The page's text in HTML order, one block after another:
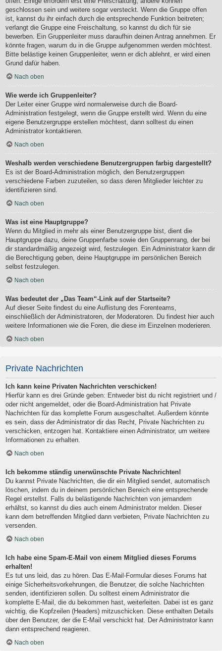
geschlossen sein und weitere sogar versteckt. Wenn die Gruppe offen
ist, kannst du ihr einfach durch die entsprechende Funktion beitreten;
verlangt die Gruppe eine Freischaltung, so kannst du dich für sie
bewerben. Ein Gruppenleiter muss daraufhin deinen Antrag annehmen. Er
könnte fragen, warum du in die Gruppe aufgenommen werden möchtest.
Bitte belästige keinen Gruppenleiter, wenn er dich ablehnt, er wird einen
Grund dafür haben.
Nach oben
Wie werde ich Gruppenleiter?
Der Leiter einer Gruppe wird normalerweise durch die Board-
Administration festgelegt, wenn die Gruppe erstellt wird. Wenn du eine
eigene Benutzergruppe erstellen möchtest, dann solltest du einen
Administrator kontaktieren.
Nach oben
Weshalb werden verschiedene Benutzergruppen farbig dargestellt?
Es ist der Board-Administration möglich, den Benutzergruppen
verschiedene Farben zuzuteilen, so dass deren Mitglieder leichter zu
identifizieren sind.
Nach oben
Was ist eine Hauptgruppe?
Wenn du Mitglied in mehr als einer Benutzergruppe bist, dient die
Hauptgruppe dazu, deine Gruppenfarbe sowie den Gruppenrang, der bei
dir standardmäßig angezeigt wird, festzulegen. Ein Administrator kann dir
die Berechtigung geben, deine Hauptgruppe im persönlichen Bereich
selbst festzulegen.
Nach oben
Was bedeutet der „Das Team“-Link auf der Startseite?
Auf dieser Seite findest du eine Auflistung des Forenteams,
einschließlich der Administratoren, der Moderatoren. Du findest hier auch
weitere Informationen wie die Foren, die diese im Einzelnen moderieren.
Nach oben
Private Nachrichten
Ich kann keine Privaten Nachrichten verschicken!
Hierfür kann es drei Gründe geben: Entweder bist du nicht registriert und /
oder nicht angemeldet, oder die Board-Administration hat Private
Nachrichten für das komplette Forum ausgeschaltet. Außerdem könnte
es sein, dass der Administrator dir das Recht, Private Nachrichten zu
verschicken, entzogen hat. Kontaktiere einen Administrator, um weitere
Informationen zu erhalten.
Nach oben
Ich bekomme ständig unerwünschte Private Nachrichten!
Du kannst Private Nachrichten, die dir ein Mitglied sendet, automatisch
löschen, indem du in deinem persönlichen Bereich eine entsprechende
Regel erstellst. Falls du belästigende Nachrichten von jemandem
erhältst, so kannst du dies auch einem Administrator melden. Dieser
kann dem betreffenden Mitglied dann verbieten, Private Nachrichten zu
versenden.
Nach oben
Ich habe eine Spam-E-Mail von einem Mitglied dieses Forums
erhalten!
Es tut uns leid, das zu hören. Das E-Mail-Formular dieses Forums hat
einige Sicherheitsvorkehrungen, die Benutzer, die solche Nachrichten
senden, identifizieren sollen. Du solltest einem Administrator die
komplette E-Mail, die du bekommen hast, weiterleiten. Dabei ist es ganz
wichtig, die Kopfzeilen (Headers) mitzuschicken. Diese enthalten Details
über den Benutzer, der die E-Mail verschickt hat. Der Administrator kann
dann entsprechend reagieren.
Nach oben